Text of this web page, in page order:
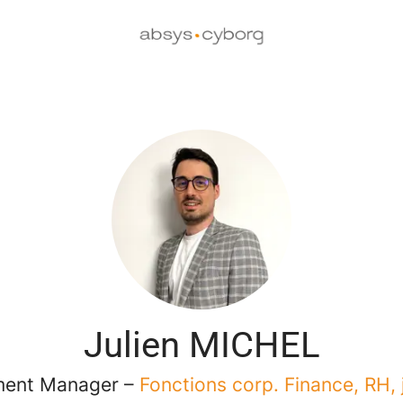
Julien MICHEL
Manager – Fonctions corp. Finance, RH,